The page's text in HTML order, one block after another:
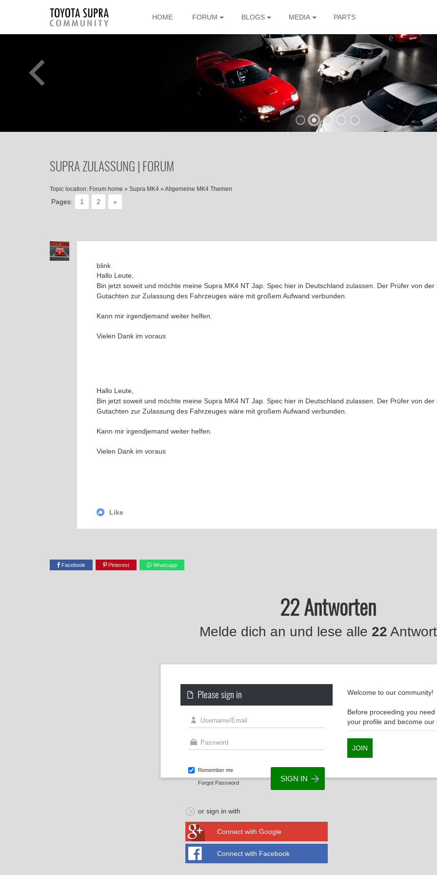
HOME FORUM BLOGS MEDIA PARTS
SUPRA ZULASSUNG | FORUM
Topic location: Forum home » Supra MK4 » Allgemeine MK4 Themen
Pages: 1 2 »
blink
Hallo Leute,
Bin jetzt soweit und möchte meine Supra MK4 NT Jap. Spec hier in Deutschland zulassen. Der Prüfer von
Gutachten zur Zulassung des Fahrzeuges wäre mit großem Aufwand verbunden.
Kann mir irgendjemand weiter helfen.
Vielen Dank im voraus
Hallo Leute,
Bin jetzt soweit und möchte meine Supra MK4 NT Jap. Spec hier in Deutschland zulassen. Der Prüfer von
Gutachten zur Zulassung des Fahrzeuges wäre mit großem Aufwand verbunden.
Kann mir irgendjemand weiter helfen.
Vielen Dank im voraus
Like
Facebook Pinterest Whatsapp
22 Antworten
Melde dich an und lese alle 22
Please sign in
Remember me
Forgot Password
or sign in with
Connect with Google
Connect with Facebook
Welcome to our community!
Before proceeding you
your profile and become our
JOIN